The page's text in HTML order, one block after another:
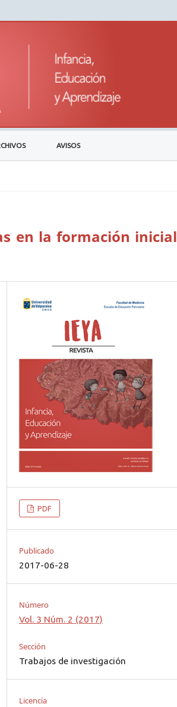
AVISOS
en la formación inicial
PDF
Publicado
2017-06-28
Número
Vol. 3 Núm. 2 (2017)
Sección
Trabajos de investigación
Licencia